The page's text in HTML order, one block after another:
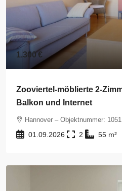
1.300 €
Zooviertel-möblierte 2-
Balkon und Internet
Hannover – Objektnummer: 1051
01.09.2026 2 55 m²